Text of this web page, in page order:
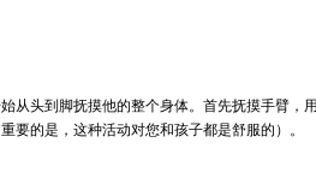
从头到脚抚摸他的整个身体。首先抚摸手臂，
要的是，这种活动对您和孩子都是舒服的）。